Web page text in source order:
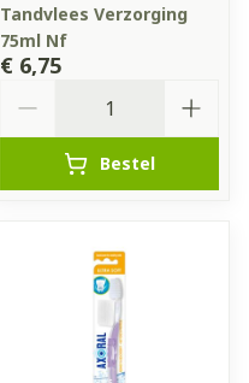
Tandvlees Verzorging
75ml Nf
€ 6,75
Bestel